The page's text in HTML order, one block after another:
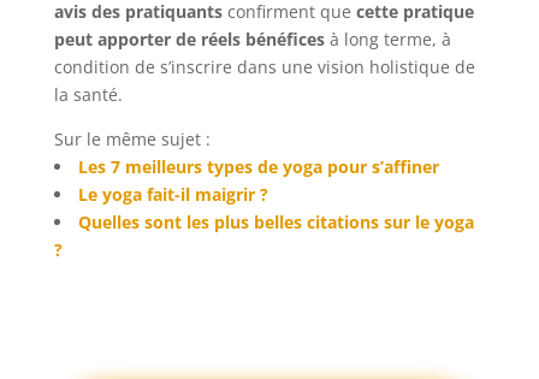
avis des pratiquantsconfirment que cette pratique
peut apporter de réels bénéficesà long terme, à
condition de s’inscrire dans une vision holistique de
la santé.
Sur le même sujet :
Les 7 meilleurs types de yoga pour s’affiner
Le yoga fait-il maigrir ?
Quelles sont les plus belles citations sur le yoga
?